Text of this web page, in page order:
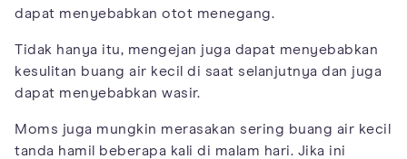
dapat menyebabkan otot menegang.
Tidak hanya itu, mengejan juga dapat menyebabkan
kesulitan buang air kecil di saat selanjutnya dan juga
dapat menyebabkan wasir.
Moms juga mungkin merasakan sering buang air kecil
tanda hamil beberapa kali di malam hari. Jika ini